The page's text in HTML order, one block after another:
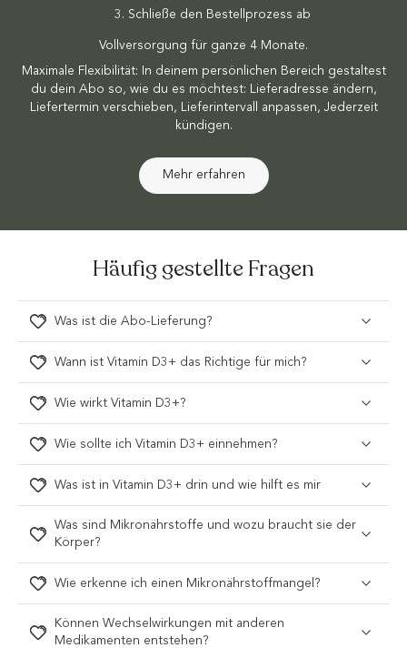
Schließe den Bestellprozess ab
Vollversorgung für ganze 4 Monate.
Maximale Flexibilität: In deinem persönlichen Bereich gestaltest
du dein Abo so, wie du es möchtest: Lieferadresse ändern,
Liefertermin verschieben, Lieferintervall anpassen, Jederzeit
kündigen.
Mehr erfahren
Häufig gestellte Fragen
Was ist die Abo-Lieferung?
Wann ist Vitamin D3+ das Richtige für mich?
Wie wirkt Vitamin D3+?
Wie sollte ich Vitamin D3+ einnehmen?
Was ist in Vitamin D3+ drin und wie hilft es mir
Was sind Mikronährstoffe und wozu braucht sie der
Körper?
Wie erkenne ich einen Mikronährstoffmangel?
Können Wechselwirkungen mit anderen
Medikamenten entstehen?